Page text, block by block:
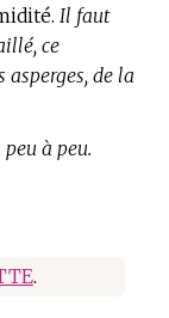
Il faut
ce
asperges, de la
peu à peu.
.